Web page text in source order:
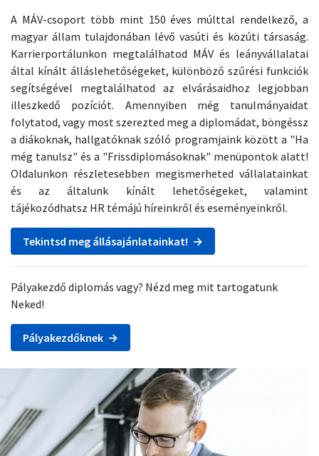
A MÁV-csoport több mint 150 éves múlttal rendelkező, a
magyar állam tulajdonában lévő vasúti és közúti társaság.
Karrierportálunkon megtalálhatod MÁV és leányvállalatai
által kínált álláslehetőségeket, különböző szűrési funkciók
segítségével megtalálhatod az elvárásaidhoz legjobban
illeszkedő pozíciót. Amennyiben még tanulmányaidat
folytatod, vagy most szerezted meg a diplomádat, böngéssz
a diákoknak, hallgatóknak szóló programjaink között a "Ha
még tanulsz" és a "Frissdiplomásoknak" menüpontok alatt!
Oldalunkon részletesebben megismerheted vállalatainkat
és az általunk kínált lehetőségeket, valamint
tájékozódhatsz HR témájú híreinkről és eseményeinkről.
Tekintsd meg állásajánlatainkat! →
Pályakezdő diplomás vagy? Nézd meg mit tartogatunk
Neked!
Pályakezdőknek →